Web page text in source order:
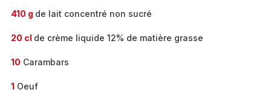
410 g de lait concentré non sucré
20 cl de crème liquide 12% de matière grasse
10 Carambars
1 Oeuf